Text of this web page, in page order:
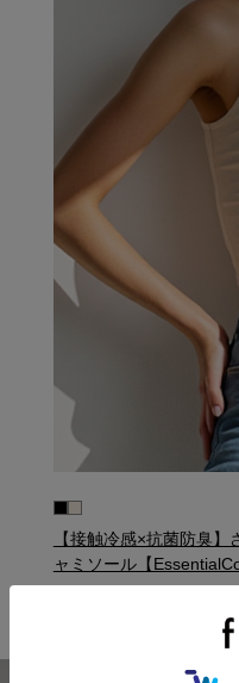
【接触冷感×抗菌防臭
ャミソール【